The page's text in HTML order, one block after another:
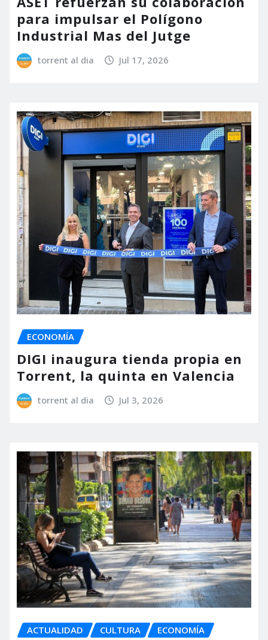
para impulsar el Polígono
Industrial Mas del Jutge
torrent al dia Jul 17, 2026
ECONOMÍA
DIGI inaugura tienda propia en
Torrent, la quinta en Valencia
torrent al dia Jul 3, 2026
ACTUALIDAD CULTURA
ECONOMÍA